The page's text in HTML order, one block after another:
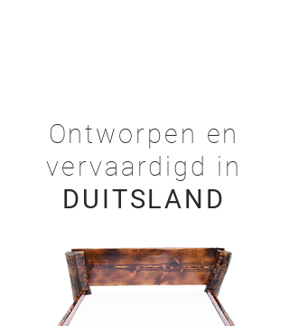
Ontworpen en
vervaardigd in
DUITSLAND